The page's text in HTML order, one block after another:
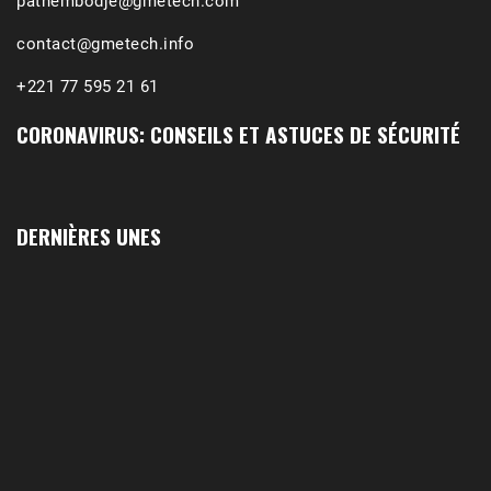
contact@gmetech.info
+221 77 595 21 61
CORONAVIRUS: CONSEILS ET ASTUCES DE SÉCURITÉ
DERNIÈRES UNES